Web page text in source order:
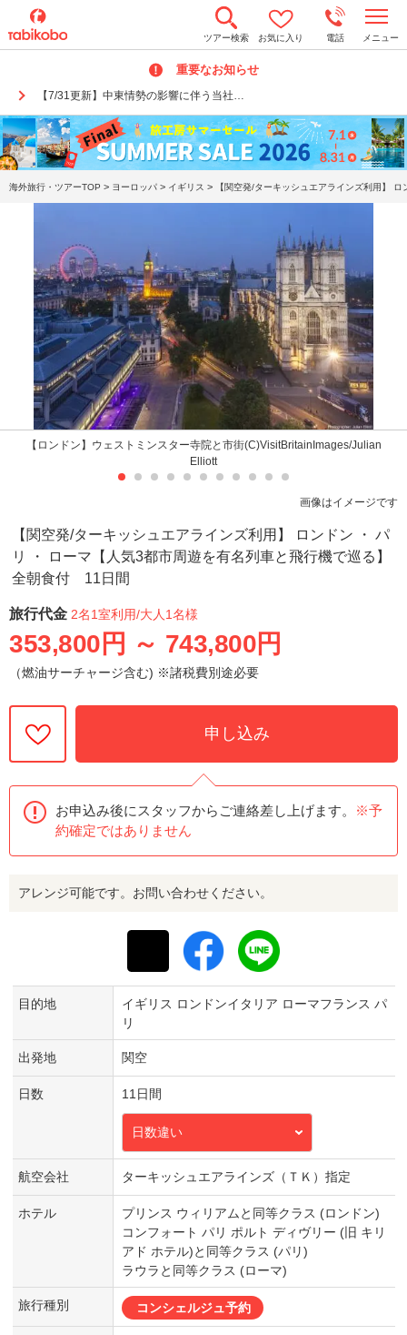
ツアー検索 お気に入り 電話 メニュー
重要なお知らせ
【7/31更新】中東情勢の影響に伴う当社…
o
n
a
v
i
g
a
t
海外旅行・ツアーTOP > ヨーロッパ > イギリス > 【関空発/ターキッシュエアラインズ利用】
【ロンドン】ウェストミンスター寺院と市街(C)VisitBritainImages/Julian
Elliott
画像はイメージです
【関空発/ターキッシュエアラインズ利用】 ロンドン ・ パ
リ ・ ローマ【人気3都市周遊を有名列車と飛行機で巡る】
全朝食付 11日間
旅行代金 2名1室利用/大人1名様
353,800円 ～ 743,800円
（燃油サーチャージ含む) ※諸税費別途必要
申し込み
お申込み後にスタッフからご連絡差し上げます。
※予
約確定ではありません
アレンジ可能です。お問い合わせください。
目的地
イギリス ロンドンイタリア ローマフランス パ
リ
出発地 関空
日数 11日間
日数違い
航空会社 ターキッシュエアラインズ（ＴＫ）指定
ホテル
プリンス ウィリアムと同等クラス (ロンドン)
コンフォート パリ ポルト ディヴリー (旧 キリ
アド ホテル)と同等クラス (パリ)
ラウラと同等クラス (ローマ)
旅行種別 コンシェルジュ予約